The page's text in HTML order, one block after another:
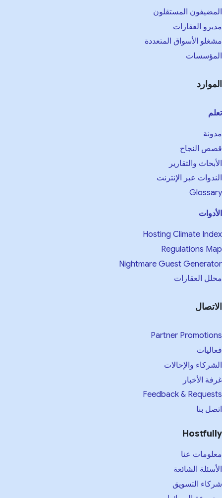
المستقلون
العقارات
الأسواق المتعددة
النجاح
والتقارير
عبر الإنترنت
Hosting Climate
Regulations
Nightmare Guest
العقارات
Partner
والإحالات
الأخبار
Feedback &
بنا
عنا
الشائعة
التسويق